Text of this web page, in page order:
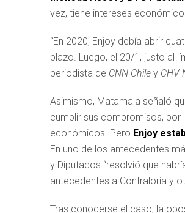
vez, tiene intereses
“En 2020, Enjoy debía abrir
plazo. Luego, el 20/1, justo al
periodista de CNN Chile y CHV
Asimismo, Matamala señaló
cumplir sus compromisos,
económicos. Pero Enjoy
En uno de los antecedentes
y Diputados “resolvió que
antecedentes a Contraloría y
Tras conocerse el caso, la